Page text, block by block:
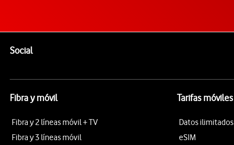
SocialEnlaces a las redes sociales de Vodafone
Fibra y móvil
Fibra y 2 líneas móvil + TV
Fibra y 3 líneas móvil
Tarifas móviles
Datos ilimitados
eSIM